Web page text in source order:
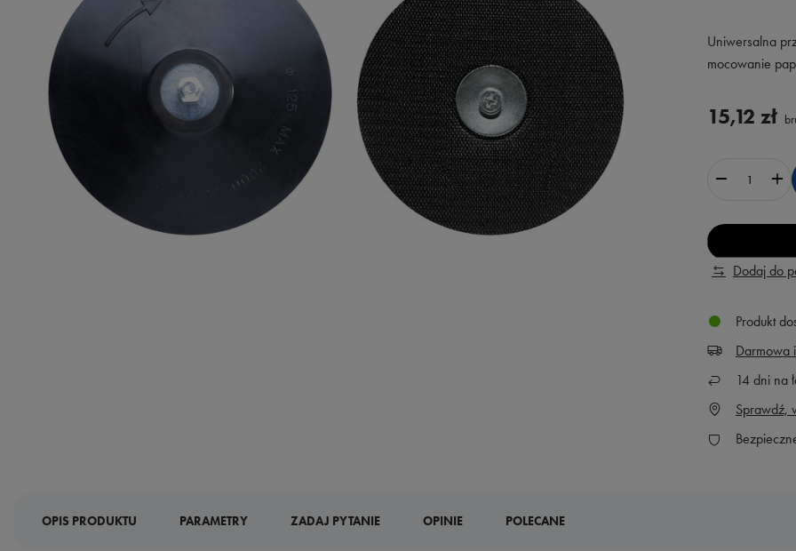
Uniwersalna
mocowanie
15,12 zł
Dodaj do
Produkt
Darmowa
14 dni na
Sprawdź,
OPIS PRODUKTU PARAMETRY ZADAJ PYTANIE OPINIE POLECANE